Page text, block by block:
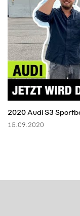
15.09.2020